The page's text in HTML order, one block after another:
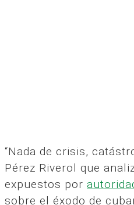
“Nada de crisis,
Pérez Riverol que
expuestos por
sobre el éxodo de